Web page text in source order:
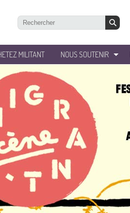
MILITANT NOUS SOUTENIR